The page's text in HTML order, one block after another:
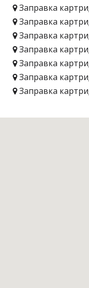
Заправка
Заправка
Заправка
Заправка
Заправка
Заправка
Заправка
Заправка
Заправка
Заправка
Заправка